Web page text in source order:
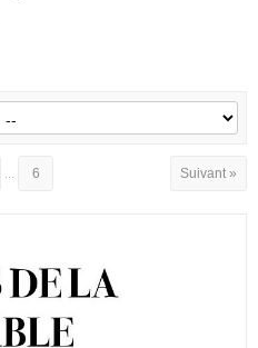
... 6 Suivant »